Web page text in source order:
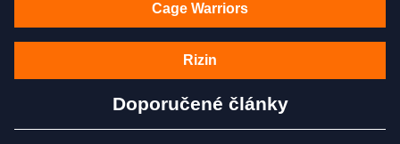
Cage Warriors
Rizin
Doporučené články